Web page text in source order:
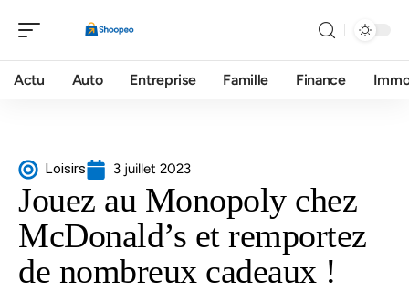
Actu Auto Entreprise Famille Finance
Loisirs 3 juillet 2023
Jouez au Monopoly chez
McDonald’s et remportez
de nombreux cadeaux !